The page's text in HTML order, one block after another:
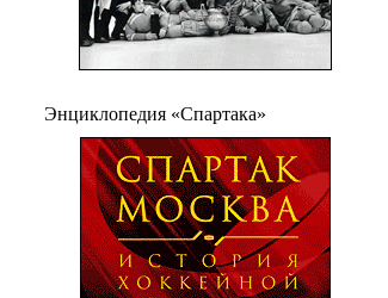
Энциклопедия «Спартака»